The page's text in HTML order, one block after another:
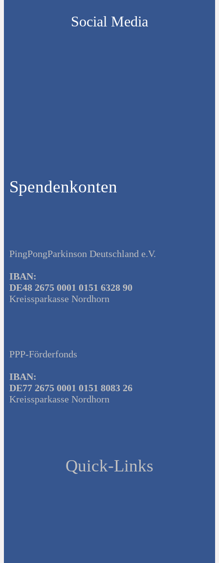
Social Media
Spendenkonten
PingPongParkinson Deutschland e.V.
IBAN:
DE48 2675 0001 0151 6328 90
Kreissparkasse Nordhorn
PPP-Förderfonds
IBAN:
DE77 2675 0001 0151 8083 26
Kreissparkasse Nordhorn
Quick-Links